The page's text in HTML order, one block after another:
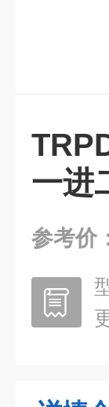
一进
参考价